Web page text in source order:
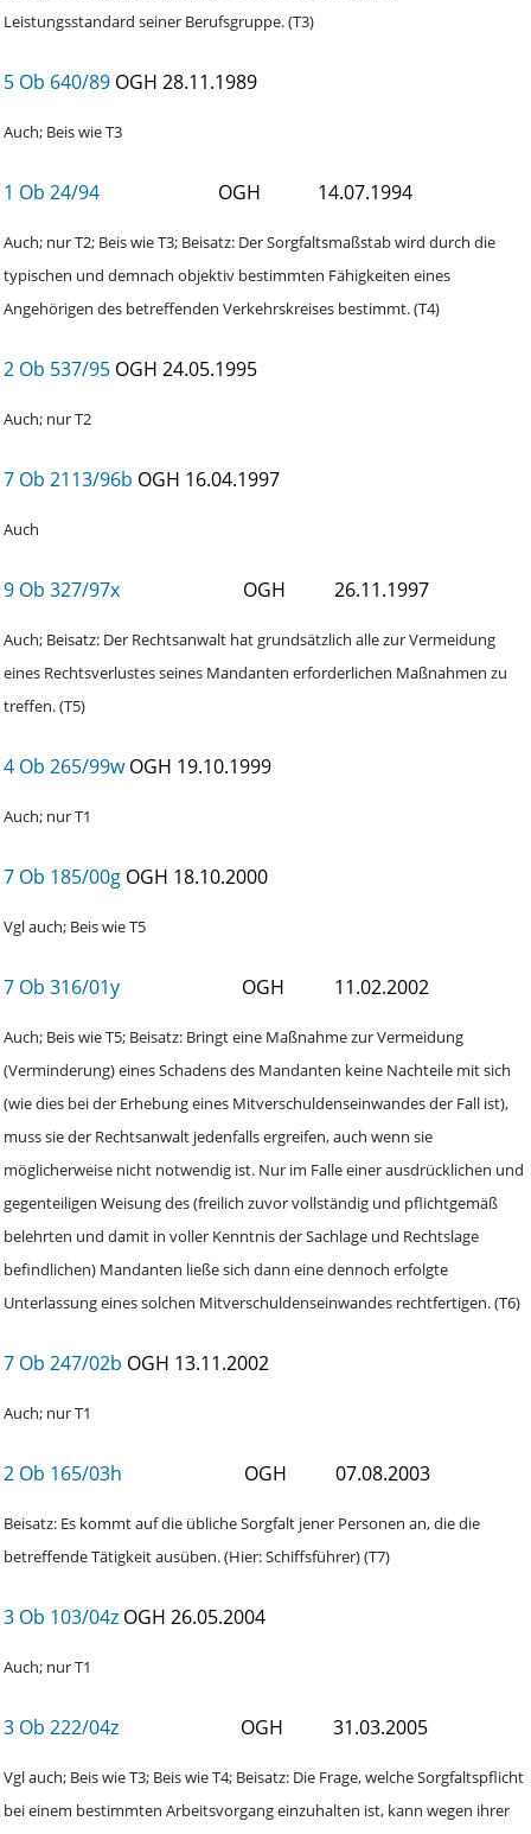
Leistungsstandard seiner Berufsgruppe. (T3)
5 Ob 640/89 OGH 28.11.1989
Auch; Beis wie T3
1 Ob 24/94 OGH 14.07.1994
Auch; nur T2; Beis wie T3; Beisatz: Der Sorgfaltsmaßstab wird durch die
typischen und demnach objektiv bestimmten Fähigkeiten eines
Angehörigen des betreffenden Verkehrskreises bestimmt. (T4)
2 Ob 537/95 OGH 24.05.1995
Auch; nur T2
7 Ob 2113/96b OGH 16.04.1997
Auch
9 Ob 327/97x OGH 26.11.1997
Auch; Beisatz: Der Rechtsanwalt hat grundsätzlich alle zur Vermeidung
eines Rechtsverlustes seines Mandanten erforderlichen Maßnahmen zu
treffen. (T5)
4 Ob 265/99w OGH 19.10.1999
Auch; nur T1
7 Ob 185/00g OGH 18.10.2000
Vgl auch; Beis wie T5
7 Ob 316/01y OGH 11.02.2002
Auch; Beis wie T5; Beisatz: Bringt eine Maßnahme zur Vermeidung
(Verminderung) eines Schadens des Mandanten keine Nachteile mit sich
(wie dies bei der Erhebung eines Mitverschuldenseinwandes der Fall ist),
muss sie der Rechtsanwalt jedenfalls ergreifen, auch wenn sie
möglicherweise nicht notwendig ist. Nur im Falle einer ausdrücklichen und
gegenteiligen Weisung des (freilich zuvor vollständig und pflichtgemäß
belehrten und damit in voller Kenntnis der Sachlage und Rechtslage
befindlichen) Mandanten ließe sich dann eine dennoch erfolgte
Unterlassung eines solchen Mitverschuldenseinwandes rechtfertigen. (T6)
7 Ob 247/02b OGH 13.11.2002
Auch; nur T1
2 Ob 165/03h OGH 07.08.2003
Beisatz: Es kommt auf die übliche Sorgfalt jener Personen an, die die
betreffende Tätigkeit ausüben. (Hier: Schiffsführer) (T7)
3 Ob 103/04z OGH 26.05.2004
Auch; nur T1
3 Ob 222/04z OGH 31.03.2005
Vgl auch; Beis wie T3; Beis wie T4; Beisatz: Die Frage, welche Sorgfaltspflicht
bei einem bestimmten Arbeitsvorgang einzuhalten ist, kann wegen ihrer